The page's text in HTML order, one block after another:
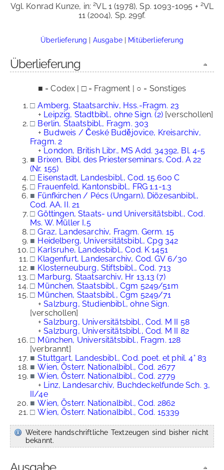
Vgl. Konrad Kunze, in:2VL 1 (1978), Sp. 1093-1095 + 2VL
11 (2004), Sp. 299f.
Überlieferung | Ausgabe| Mitüberlieferung
Überlieferung
■ = Codex | □ = Fragment | ○ = Sonstiges
□ Amberg, Staatsarchiv, Hss.-Fragm. 23
+ Leipzig, Stadtbibl., ohne Sign. (2)[verschollen]
□ Berlin, Staatsbibl., Fragm. 303
+ Budweis / České Budějovice, Kreisarchiv,
Fragm. 2
+ London, British Libr., MS Add. 34392, Bl. 4-5
■ Brixen, Bibl. des Priesterseminars, Cod. A 22
(Nr. 155)
□ Eisenstadt, Landesbibl., Cod. 15.600 C
□ Frauenfeld, Kantonsbibl., FRG 1.1-1.3
■ Fünfkirchen / Pécs (Ungarn), Diözesanbibl.,
Cod. AA. II. 21
□ Göttingen, Staats- und Universitätsbibl., Cod.
Ms. W. Müller I,5
□ Graz, Landesarchiv, Fragm. Germ. 15
■ Heidelberg, Universitätsbibl., Cpg 342
□ Karlsruhe, Landesbibl., Cod. K 1451
□ Klagenfurt, Landesarchiv, Cod. GV 6/30
■ Klosterneuburg, Stiftsbibl., Cod. 713
□ Marburg, Staatsarchiv, Hr 13,13 (7)
□ München, Staatsbibl., Cgm 5249/51m
□ München, Staatsbibl., Cgm 5249/71
+Salzburg, Studienbibl., ohne Sign.
[verschollen]
+Salzburg, Universitätsbibl., Cod. M II 58
+Salzburg, Universitätsbibl., Cod. M II 82
□ München, Universitätsbibl., Fragm. 128
[verbrannt]
■ Stuttgart, Landesbibl., Cod. poet. et phil. 4° 83
■ Wien, Österr. Nationalbibl., Cod. 2677
■ Wien, Österr. Nationalbibl., Cod. 2779
+ Linz, Landesarchiv, Buchdeckelfunde Sch. 3,
II/4e
■ Wien, Österr. Nationalbibl., Cod. 2862
□ Wien, Österr. Nationalbibl., Cod. 15339
Weitere handschriftliche Textzeugen sind bisher nicht
bekannt.